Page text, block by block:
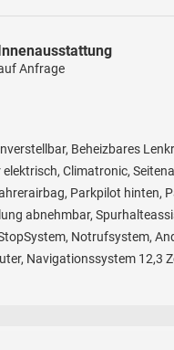
Anfrage
Beheizbares
Climatronic,
Parkpilot hinten,
abnehmbar,
Notrufsystem,
Navigationssystem 12,3